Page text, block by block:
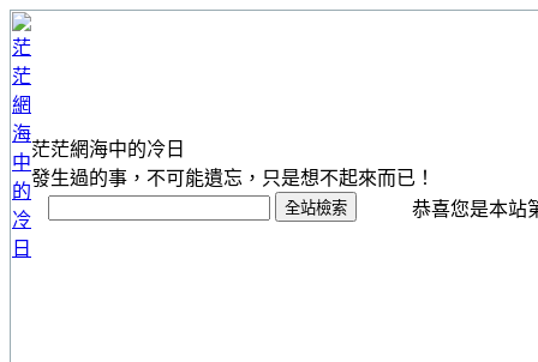
茫茫網海中的冷日
發生過的事，不可能遺忘，只是想不起來而已！
恭喜您是本站